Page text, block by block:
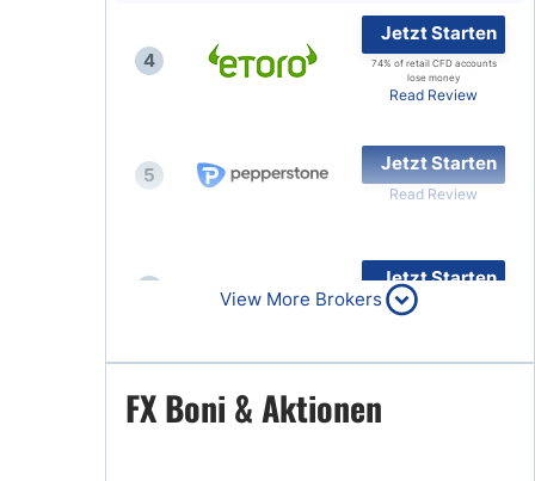
4
Jetzt Starten
74% of retail CFD accounts
lose money
Read Review
5
Jetzt Starten
Read Review
Jetzt Starten
Read Review
7
View More Brokers
FX Boni & Aktionen